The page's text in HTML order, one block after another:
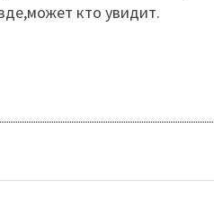
кто увидит.